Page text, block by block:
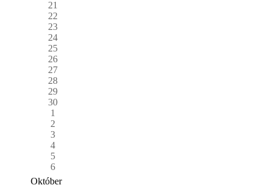
21
22
23
24
25
26
27
28
29
30
1
2
3
4
5
6
Október